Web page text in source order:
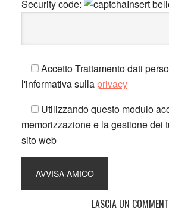
Security code: Insert
Accetto Trattamento dati
l'informativa sulla privacy
Utilizzando questo modulo
memorizzazione e la gestione dei
sito web
LASCIA UN